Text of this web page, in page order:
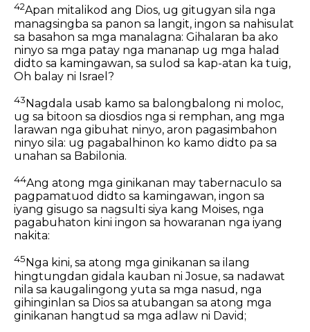
42Apan mitalikod ang Dios, ug gitugyan sila nga
managsingba sa panon sa langit, ingon sa nahisulat
sa basahon sa mga manalagna: Gihalaran ba ako
ninyo sa mga patay nga mananap ug mga halad
didto sa kamingawan, sa sulod sa kap-atan ka tuig,
Oh balay ni Israel?
43Nagdala usab kamo sa balongbalong ni moloc,
ug sa bitoon sa diosdios nga si remphan, ang mga
larawan nga gibuhat ninyo, aron pagasimbahon
ninyo sila: ug pagabalhinon ko kamo didto pa sa
unahan sa Babilonia.
44Ang atong mga ginikanan may tabernaculo sa
pagpamatuod didto sa kamingawan, ingon sa
iyang gisugo sa nagsulti siya kang Moises, nga
pagabuhaton kini ingon sa howaranan nga iyang
nakita:
45 Nga kini, sa atong mga ginikanan sa ilang
hingtungdan gidala kauban ni Josue, sa nadawat
nila sa kaugalingong yuta sa mga nasud, nga
gihinginlan sa Dios sa atubangan sa atong mga
ginikanan hangtud sa mga adlaw ni David;